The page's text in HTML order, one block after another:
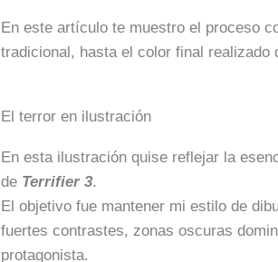
En este artículo te muestro el proceso
tradicional, hasta el color final realizado
El terror en ilustración
En esta ilustración quise reflejar la
de Terrifier 3.
El objetivo fue mantener mi estilo de
fuertes contrastes, zonas oscuras
protagonista.